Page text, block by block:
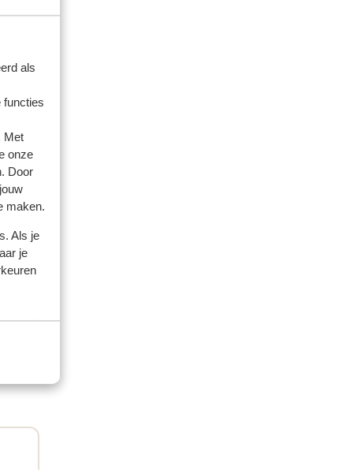
als
functies
Met
onze
Door
maken.
Als je
je